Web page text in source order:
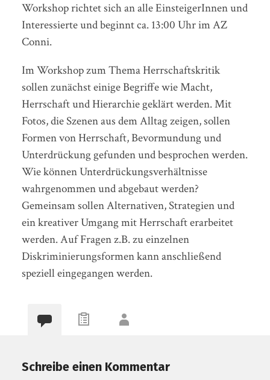
Workshop richtet sich an alle EinsteigerInnen und
Interessierte und beginnt ca. 13:00 Uhr im AZ
Conni.
Im Workshop zum Thema Herrschaftskritik
sollen zunächst einige Begriffe wie Macht,
Herrschaft und Hierarchie geklärt werden. Mit
Fotos, die Szenen aus dem Alltag zeigen, sollen
Formen von Herrschaft, Bevormundung und
Unterdrückung gefunden und besprochen werden.
Wie können Unterdrückungsverhältnisse
wahrgenommen und abgebaut werden?
Gemeinsam sollen Alternativen, Strategien und
ein kreativer Umgang mit Herrschaft erarbeitet
werden. Auf Fragen z.B. zu einzelnen
Diskriminierungsformen kann anschließend
speziell eingegangen werden.
Schreibe einen Kommentar